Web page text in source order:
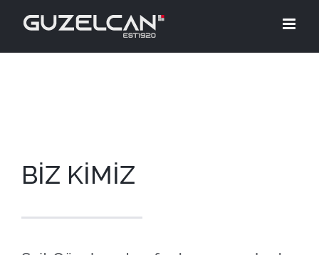
BİZ KİMİZ